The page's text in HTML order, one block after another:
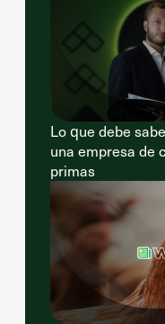
Lo que debe
una empresa de
primas